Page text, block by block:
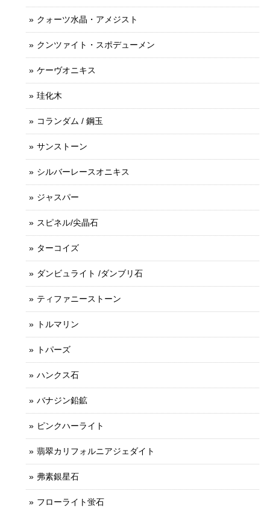
クォーツ水晶・アメジスト
クンツァイト・スポデューメン
ケーヴオニキス
珪化木
コランダム / 鋼玉
サンストーン
シルバーレースオニキス
ジャスパー
スピネル/尖晶石
ターコイズ
ダンビュライト /ダンブリ石
ティファニーストーン
トルマリン
トパーズ
ハンクス石
バナジン鉛鉱
ピンクハーライト
翡翠カリフォルニアジェダイト
弗素銀星石
フローライト蛍石